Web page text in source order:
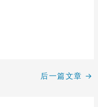
理加盟
后一篇文章 →